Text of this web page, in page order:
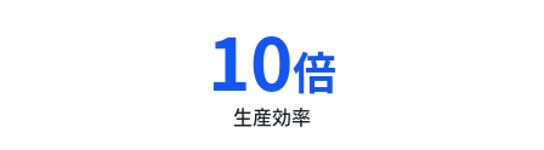
10倍
生産効率